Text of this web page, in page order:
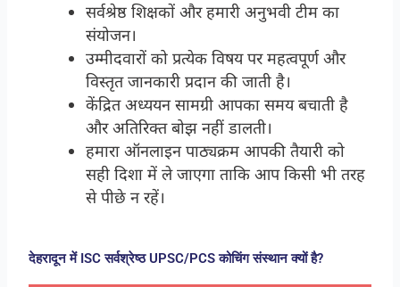
सर्वश्रेष्ठ शिक्षकों और हमारी अनुभवी टीम का
संयोजन।
उम्मीदवारों को प्रत्येक विषय पर महत्वपूर्ण और
विस्तृत जानकारी प्रदान की जाती है।
केंद्रित अध्ययन सामग्री आपका समय बचाती है
और अतिरिक्त बोझ नहीं डालती।
हमारा ऑनलाइन पाठ्यक्रम आपकी तैयारी को
सही दिशा में ले जाएगा ताकि आप किसी भी तरह
से पीछे न रहें।
देहरादून में ISC सर्वश्रेष्ठ UPSC/PCS कोचिंग संस्थान क्यों है?